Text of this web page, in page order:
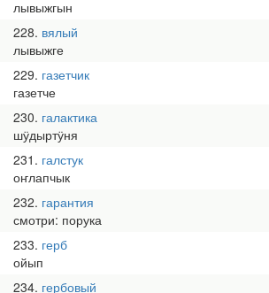
лывыжгын
228 вялый
лывыжге
229 газетчик
газетче
230 галактика
шӱдыртӱня
231 галстук
оҥлапчык
232 гарантия
смотри: порука
233 герб
ойып
234 гербовый